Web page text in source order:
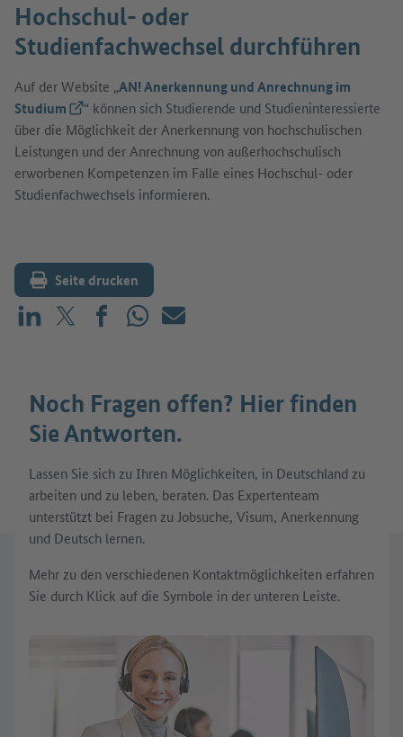
Hochschul- oder
Studienfachwechsel durchführen
Auf der Website „AN! Anerkennung und Anrechnung im
Studium(Externer Link)
“ können sich Studierende und Studieninteressierte
über die Möglichkeit der Anerkennung von hochschulischen
Leistungen und der Anrechnung von außerhochschulisch
erworbenen Kompetenzen im Falle eines Hochschul- oder
Studienfachwechsels informieren.
Seite drucken
Teilen auf LinkedIn
Teilen auf X (vorher: Twitter)
Teilen auf Facebook
Teilen auf WhatsApp
Mailen
Noch Fragen offen? Hier finden
Sie Antworten.
Lassen Sie sich zu Ihren Möglichkeiten, in Deutschland zu
arbeiten und zu leben, beraten. Das Expertenteam
unterstützt bei Fragen zu Jobsuche, Visum, Anerkennung
und Deutsch lernen.
Mehr zu den verschiedenen Kontaktmöglichkeiten erfahren
Sie durch Klick auf die Symbole in der unteren Leiste.